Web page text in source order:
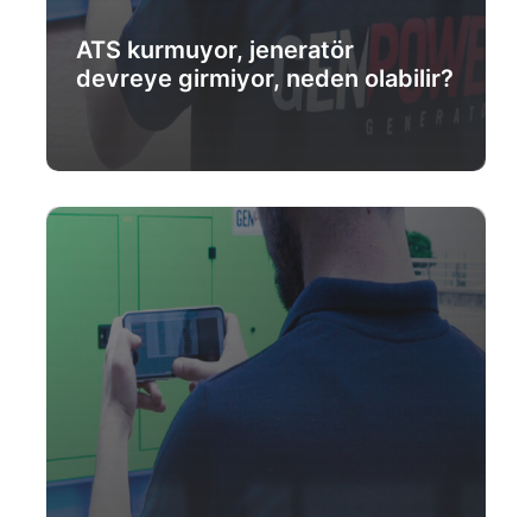
ATS kurmuyor, jeneratör
devreye girmiyor, neden olabilir?
Daha Fazlası